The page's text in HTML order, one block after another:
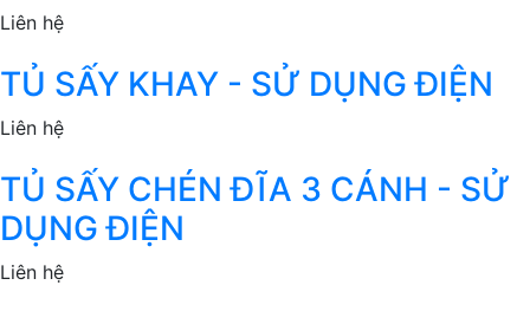
Liên hệ
TỦ SẤY KHAY - SỬ DỤNG ĐIỆN
Liên hệ
TỦ SẤY CHÉN ĐĨA 3 CÁNH - SỬ
DỤNG ĐIỆN
Liên hệ